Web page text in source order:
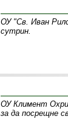
ОУ "Св. Иван
сутрин .
ОУ Климент
за да посрещне